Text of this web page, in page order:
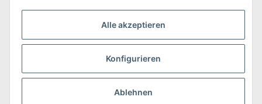
Alle akzeptieren
Konfigurieren
Ablehnen
mehr zu Versand & Retoure